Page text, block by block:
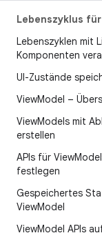
Lebenszyklus
Lebenszyklen mit
Komponenten
UI-Zustände
ViewModel –
ViewModels mit
erstellen
APIs für View
festlegen
Gespeichertes
ViewModel
ViewModel APIs